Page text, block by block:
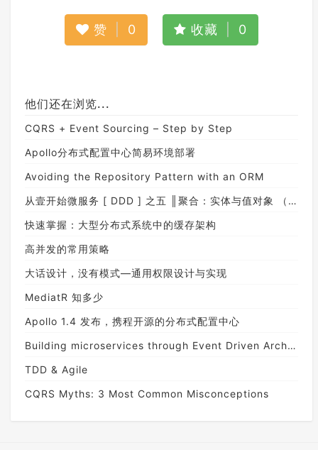
赞 0 收藏 0
他们还在浏览...
CQRS + Event Sourcing – Step by Step
Apollo分布式配置中心简易环境部署
Avoiding the Repository Pattern with an ORM
从壹开始微服务 [ DDD ] 之五 ║聚合：实体与值对象 （上）
快速掌握：大型分布式系统中的缓存架构
高并发的常用策略
大话设计，没有模式—通用权限设计与实现
MediatR 知多少
Apollo 1.4 发布，携程开源的分布式配置中心
Building microservices through Event Driven Architecture part9: Implementing EventSourcing on Application
TDD & Agile
CQRS Myths: 3 Most Common Misconceptions